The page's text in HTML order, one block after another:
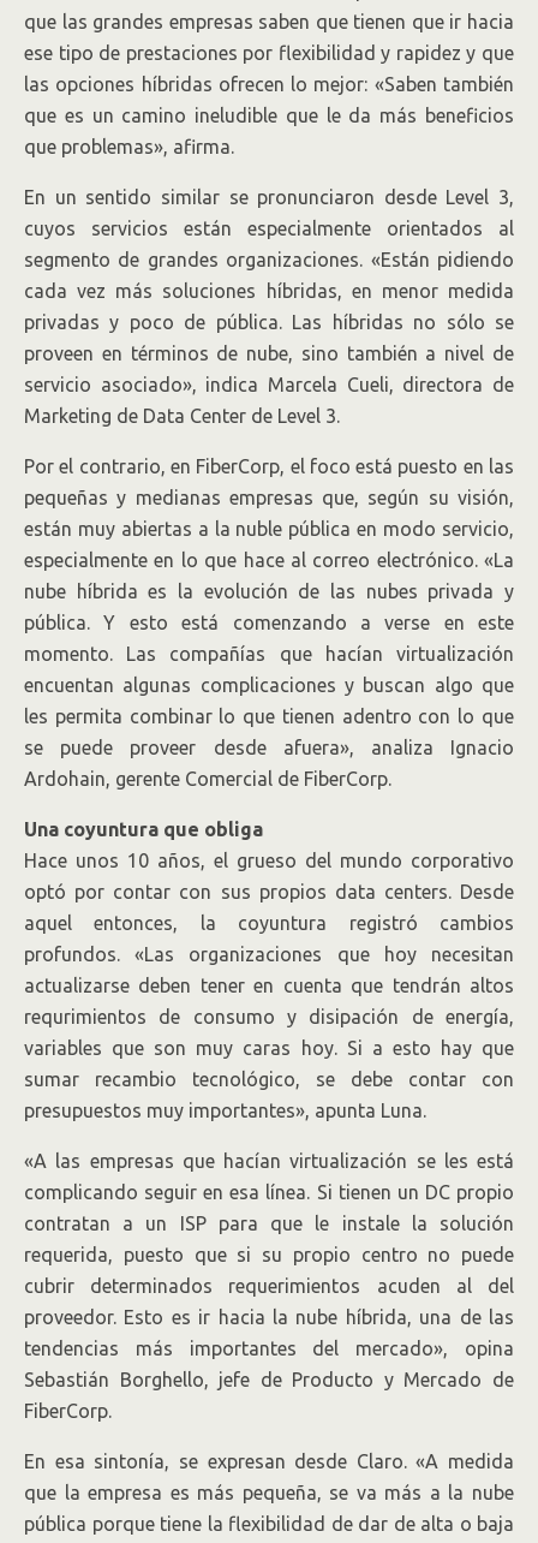
que las grandes empresas saben que tienen que ir hacia
ese tipo de prestaciones por flexibilidad y rapidez y que
las opciones híbridas ofrecen lo mejor: «Saben también
que es un camino ineludible que le da más beneficios
que problemas», afirma.
En un sentido similar se pronunciaron desde Level 3,
cuyos servicios están especialmente orientados al
segmento de grandes organizaciones. «Están pidiendo
cada vez más soluciones híbridas, en menor medida
privadas y poco de pública. Las híbridas no sólo se
proveen en términos de nube, sino también a nivel de
servicio asociado», indica Marcela Cueli, directora de
Marketing de Data Center de Level 3.
Por el contrario, en FiberCorp, el foco está puesto en las
pequeñas y medianas empresas que, según su visión,
están muy abiertas a la nuble pública en modo servicio,
especialmente en lo que hace al correo electrónico. «La
nube híbrida es la evolución de las nubes privada y
pública. Y esto está comenzando a verse en este
momento. Las compañías que hacían virtualización
encuentan algunas complicaciones y buscan algo que
les permita combinar lo que tienen adentro con lo que
se puede proveer desde afuera», analiza Ignacio
Ardohain, gerente Comercial de FiberCorp.
Una coyuntura que obliga
Hace unos 10 años, el grueso del mundo corporativo
optó por contar con sus propios data centers. Desde
aquel entonces, la coyuntura registró cambios
profundos. «Las organizaciones que hoy necesitan
actualizarse deben tener en cuenta que tendrán altos
requrimientos de consumo y disipación de energía,
variables que son muy caras hoy. Si a esto hay que
sumar recambio tecnológico, se debe contar con
presupuestos muy importantes», apunta Luna.
«A las empresas que hacían virtualización se les está
complicando seguir en esa línea. Si tienen un DC propio
contratan a un ISP para que le instale la solución
requerida, puesto que si su propio centro no puede
cubrir determinados requerimientos acuden al del
proveedor. Esto es ir hacia la nube híbrida, una de las
tendencias más importantes del mercado», opina
Sebastián Borghello, jefe de Producto y Mercado de
FiberCorp.
En esa sintonía, se expresan desde Claro. «A medida
que la empresa es más pequeña, se va más a la nube
pública porque tiene la flexibilidad de dar de alta o baja